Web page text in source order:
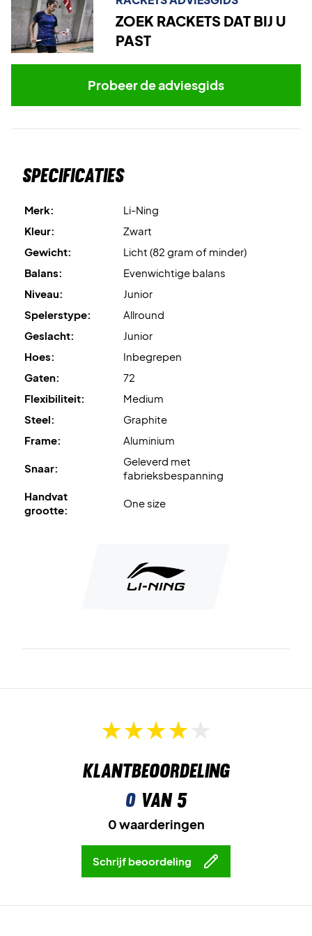
ZOEK RACKETS DAT BIJ U
PAST
Probeer de adviesgids
Specificaties
Merk:
Li-Ning
Kleur:
Zwart
Gewicht:
Licht (82 gram of minder)
Balans:
Evenwichtige balans
Niveau:
Junior
Spelerstype:
Allround
Geslacht:
Junior
Hoes:
Inbegrepen
Gaten:
72
Flexibiliteit:
Medium
Steel:
Graphite
Frame:
Aluminium
Snaar:
Geleverd met
fabrieksbespanning
Handvat
grootte:
One size
Klantbeoordeling
0van 5
0 waarderingen
Schrijf beoordeling